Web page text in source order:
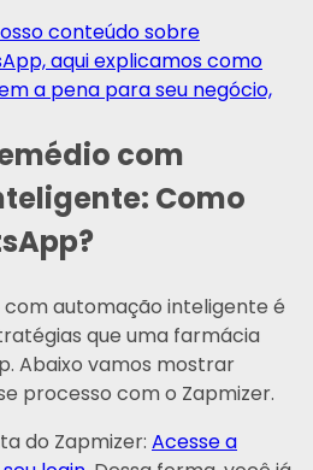
conteúdo sobre
aqui explicamos como
a pena para seu negócio,
com
Como
automação inteligente é
que uma farmácia
Abaixo vamos mostrar
processo com o Zapmizer.
do Zapmizer: Acesse a